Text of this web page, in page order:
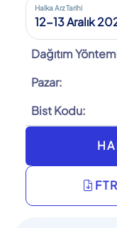
Halka Arz Tarihi
12-13 Aralık
Dağıtım
Pazar:
Bist Kodu: